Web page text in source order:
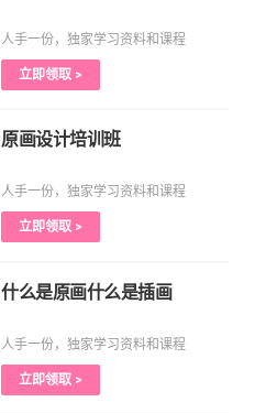
人手一份，独家学习资料和课程
立即领取 >
原画设计培训班
人手一份，独家学习资料和课程
立即领取 >
什么是原画什么是插画
人手一份，独家学习资料和课程
立即领取 >